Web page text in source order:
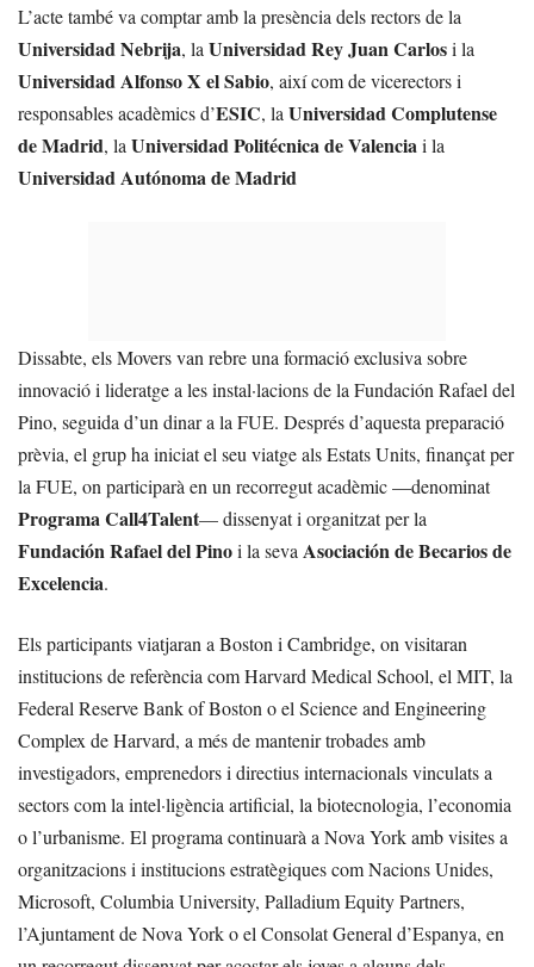
L’acte també va comptar amb la presència dels rectors de la
Universidad Nebrija, laUniversidad Rey Juan Carlosi la
Universidad Alfonso X el Sabio, així com de vicerectors i
responsables acadèmics d’ESIC, laUniversidad Complutense
de Madrid, laUniversidad Politécnica de Valenciai la
Universidad Autónoma de Madrid
Dissabte, els Movers van rebre una formació exclusiva sobre
innovació i lideratge a les instal·lacions de la Fundación Rafael del
Pino, seguida d’un dinar a la FUE. Després d’aquesta preparació
prèvia, el grup ha iniciat el seu viatge als Estats Units, finançat per
la FUE, on participarà en un recorregut acadèmic —denominat
Programa Call4Talent— dissenyat i organitzat per la
Fundación Rafael del Pinoi la sevaAsociación de Becarios de
Excelencia.
Els participants viatjaran a Boston i Cambridge, on visitaran
institucions de referència com Harvard Medical School, el MIT, la
Federal Reserve Bank of Boston o el Science and Engineering
Complex de Harvard, a més de mantenir trobades amb
investigadors, emprenedors i directius internacionals vinculats a
sectors com la intel·ligència artificial, la biotecnologia, l’economia
o l’urbanisme. El programa continuarà a Nova York amb visites a
organitzacions i institucions estratègiques com Nacions Unides,
Microsoft, Columbia University, Palladium Equity Partners,
l’Ajuntament de Nova York o el Consolat General d’Espanya, en